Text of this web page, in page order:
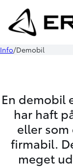
Info Demobil
En demobil
har haft
eller
firmabil.
meget